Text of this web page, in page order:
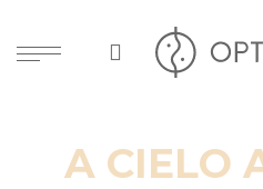
A CIELO